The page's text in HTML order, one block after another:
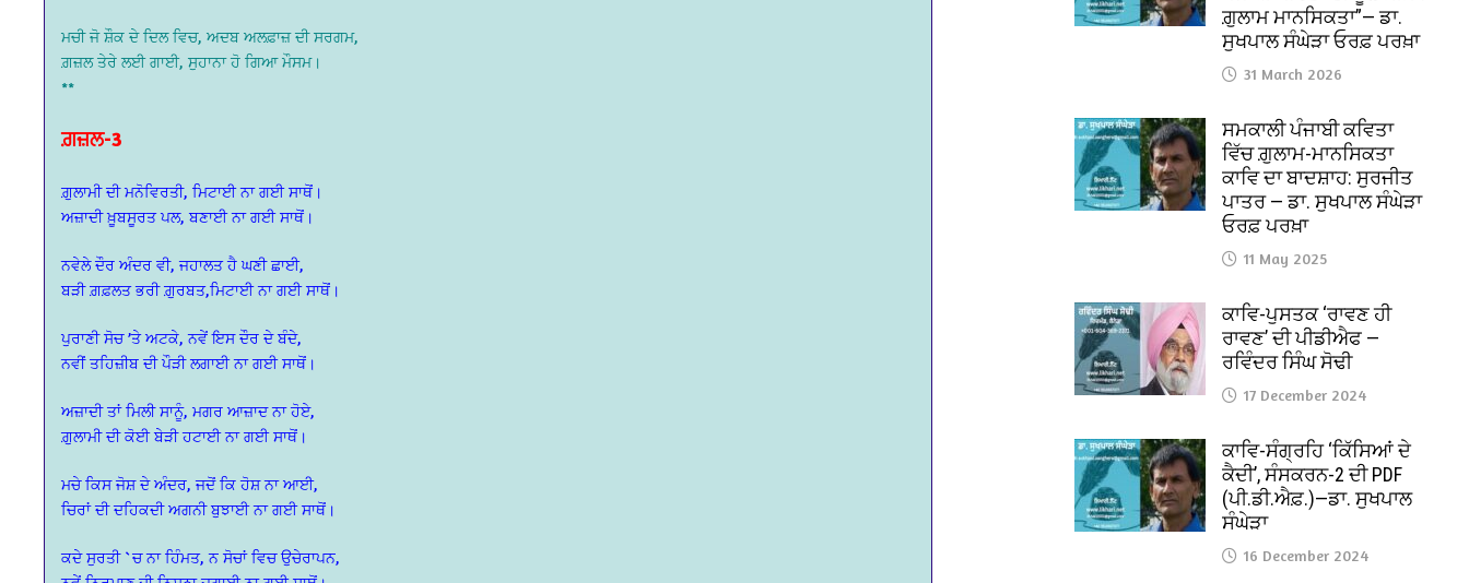
ਮਚੀ ਜੋ ਸ਼ੌਕ ਦੇ ਦਿਲ ਵਿਚ, ਅਦਬ ਅਲਫ਼ਾਜ਼ ਦੀ ਸਰਗਮ,
ਗ਼ਜ਼ਲ ਤੇਰੇ ਲਈ ਗਾਈ, ਸੁਹਾਨਾ ਹੋ ਗਿਆ ਮੌਸਮ।
**
ਗ਼ਜ਼ਲ-3
ਗ਼ੁਲਾਮੀ ਦੀ ਮਨੋਵਿਰਤੀ, ਮਿਟਾਈ ਨਾ ਗਈ ਸਾਥੋਂ।
ਅਜ਼ਾਦੀ ਖ਼ੂਬਸੂਰਤ ਪਲ, ਬਣਾਈ ਨਾ ਗਈ ਸਾਥੋਂ।
ਨਵੇਲੇ ਦੌਰ ਅੰਦਰ ਵੀ, ਜਹਾਲਤ ਹੈ ਘਣੀ ਛਾਈ,
ਬੜੀ ਗ਼ਫ਼ਲਤ ਭਰੀ ਗ਼ੁਰਬਤ,ਮਿਟਾਈ ਨਾ ਗਈ ਸਾਥੋਂ।
ਪੁਰਾਣੀ ਸੋਚ ’ਤੇ ਅਟਕੇ, ਨਵੇਂ ਇਸ ਦੌਰ ਦੇ ਬੰਦੇ,
ਨਵੀਂ ਤਹਿਜ਼ੀਬ ਦੀ ਪੌੜੀ ਲਗਾਈ ਨਾ ਗਈ ਸਾਥੋਂ।
ਅਜ਼ਾਦੀ ਤਾਂ ਮਿਲੀ ਸਾਨੂੰ, ਮਗਰ ਆਜ਼ਾਦ ਨਾ ਹੋਏ,
ਗ਼ੁਲਾਮੀ ਦੀ ਕੋਈ ਬੇੜੀ ਹਟਾਈ ਨਾ ਗਈ ਸਾਥੋਂ।
ਮਚੇ ਕਿਸ ਜੋਸ਼ ਦੇ ਅੰਦਰ, ਜਦੋਂ ਕਿ ਹੋਸ਼ ਨਾ ਆਈ,
ਚਿਰਾਂ ਦੀ ਦਹਿਕਦੀ ਅਗਨੀ ਬੁਝਾਈ ਨਾ ਗਈ ਸਾਥੋਂ।
ਕਦੇ ਸੁਰਤੀ `ਚ ਨਾ ਹਿੰਮਤ, ਨ ਸੋਚਾਂ ਵਿਚ ਉਚੇਰਾਪਨ,
ਗ਼ੁਲਾਮ ਮਾਨਸਿਕਤਾ”— ਡਾ.
ਸੁਖਪਾਲ ਸੰਘੇੜਾ ਓਰਫ਼ ਪਰਖ਼ਾ
31 March 2026
ਸਮਕਾਲੀ ਪੰਜਾਬੀ ਕਵਿਤਾ
ਵਿੱਚ ਗ਼ੁਲਾਮ-ਮਾਨਸਿਕਤਾ
ਕਾਵਿ ਦਾ ਬਾਦਸ਼ਾਹ: ਸੁਰਜੀਤ
ਪਾਤਰ — ਡਾ. ਸੁਖਪਾਲ ਸੰਘੇੜਾ
ਓਰਫ਼ ਪਰਖ਼ਾ
11 May 2025
ਕਾਵਿ-ਪੁਸਤਕ ‘ਰਾਵਣ ਹੀ
ਰਾਵਣ’ ਦੀ ਪੀਡੀਐਫ —
ਰਵਿੰਦਰ ਸਿੰਘ ਸੋਢੀ
17 December 2024
ਕਾਵਿ-ਸੰਗ੍ਰਹਿ ‘ਕਿੱਸਿਆਂ ਦੇ
ਕੈਦੀ’, ਸੰਸਕਰਨ-2 ਦੀ PDF
(ਪੀ.ਡੀ.ਐਫ਼.)—ਡਾ. ਸੁਖਪਾਲ
ਸੰਘੇੜਾ
16 December 2024